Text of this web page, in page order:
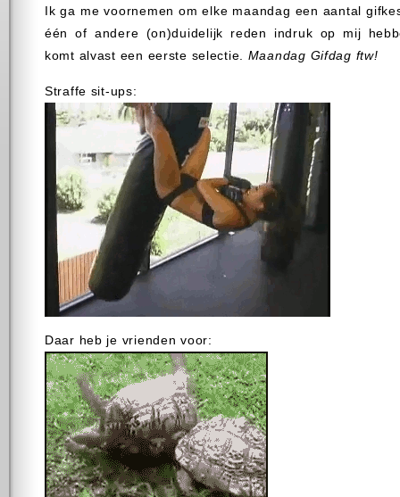
Ik ga me voornemen om elke maandag een aantal
één of andere (on)duidelijk reden indruk op mij
komt alvast een eerste selectie. Maandag Gifdag ftw!
Straffe sit-ups:
Daar heb je vrienden voor: